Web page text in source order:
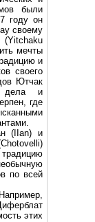
были
году он
своему
мечты
и
своего
Ютчак
дела и
где
(IIan) и
по всей
этих